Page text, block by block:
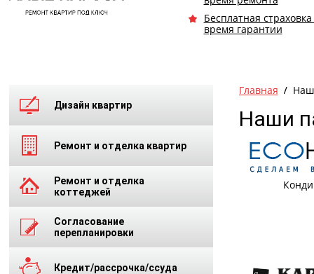
Бесплатная
время гарантии
Главная
Наши
Дизайн квартир
Ремонт и отделка квартир
Ремонт и отделка
коттеджей
Согласование
перепланировки
Кредит/рассрочка/ссуда